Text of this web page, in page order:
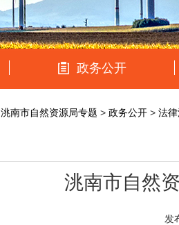
政务公开
洮南市自然资源局专题 > 政务公开 > 法
洮南市自然
发